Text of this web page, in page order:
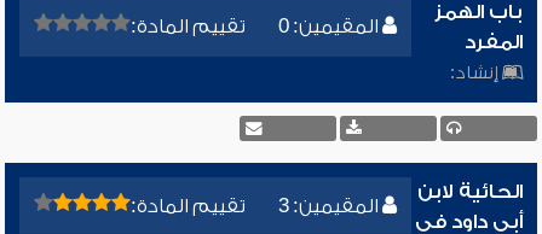
المقيمين: 0 تقييم المادة:
باب الهمز
المفرد
إنشاد:
المقيمين: 3 تقييم المادة:
الحائية لابن
أبي داود في